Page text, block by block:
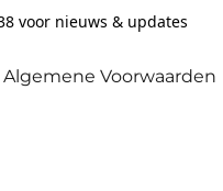
voor nieuws & updates
Algemene Voorwaarden